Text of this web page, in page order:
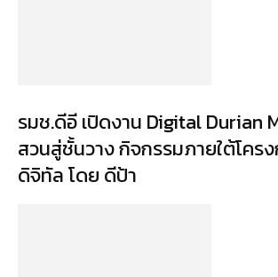
รมช.ดีอี เปิดงาน Digital Durian
สวนสู่ชั้นวาง กิจกรรมภายใต้โคร
ดิจิทัล โดย ดีป้า